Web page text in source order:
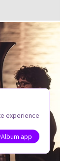
experience
app